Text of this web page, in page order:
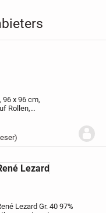
96 x 96 cm,
Rollen,
Lezard
Lezard Gr. 4097%